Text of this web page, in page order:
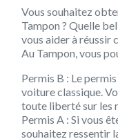
Vous souhaitez
Tampon ? Quelle
vous aider à réussir
Au Tampon, vous
Permis B : Le
voiture classique.
toute liberté sur les
Permis A : Si vous
souhaitez ressentir